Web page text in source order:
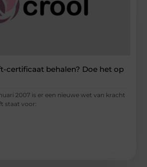
certificaat behalen? Doe het op
2007 is er een nieuwe wet van kracht
staat voor: